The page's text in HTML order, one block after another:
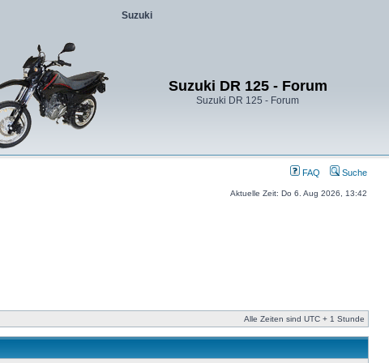
Suzuki
Suzuki DR 125 - Forum
Suzuki DR 125 - Forum
FAQ Suche
Aktuelle Zeit: Do 6. Aug 2026, 13:42
Alle Zeiten sind UTC + 1 Stunde